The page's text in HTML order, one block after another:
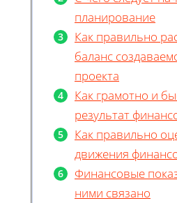
планирование
Как правильно
баланс
проекта
Как грамотно и
результат
Как правильно
движения
Финансовые
ними связано